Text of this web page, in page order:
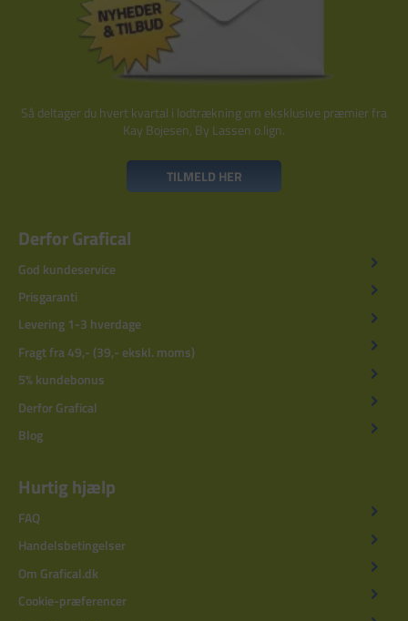
Så deltager du hvert kvartal i lodtrækning om eksklusive præmier fra
Kay Bojesen, By Lassen o.lign.
TILMELD HER
Derfor Grafical
God kundeservice
Prisgaranti
Levering 1-3 hverdage
Fragt fra 49,- (39,- ekskl. moms)
5% kundebonus
Derfor Grafical
Blog
Hurtig hjælp
FAQ
Handelsbetingelser
Om Grafical.dk
Cookie-præferencer